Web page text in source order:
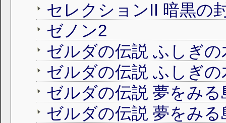
セレクションII 暗黒の
ゼノン2
ゼルダの伝説 ふしぎ
ゼルダの伝説 ふしぎ
ゼルダの伝説 夢をみる
ゼルダの伝説 夢をみる